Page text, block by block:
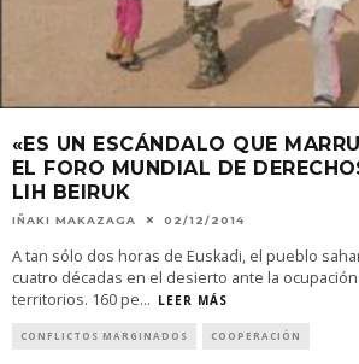
«ES UN ESCÁNDALO QUE
EL FORO MUNDIAL DE
LIH BEIRUK
IÑAKI MAKAZAGA 02/12/2014
A tan sólo dos horas de Euskadi, el pueblo
cuatro décadas en el desierto ante la
territorios. 160 pe... LEER MÁS
CONFLICTOS MARGINADOS COOPERACIÓN